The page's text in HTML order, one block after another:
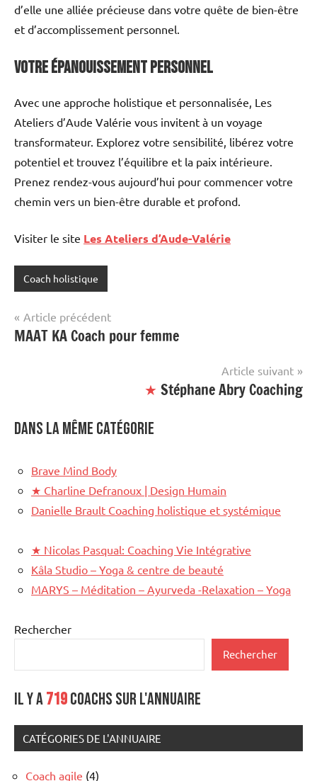
d’elle une alliée précieuse dans votre quête de bien-être
et d’accomplissement personnel.
Votre épanouissement personnel
Avec une approche holistique et personnalisée, Les
Ateliers d’Aude Valérie vous invitent à un voyage
transformateur. Explorez votre sensibilité, libérez votre
potentiel et trouvez l’équilibre et la paix intérieure.
Prenez rendez-vous aujourd’hui pour commencer votre
chemin vers un bien-être durable et profond.
Visiter le site Les Ateliers d’Aude-Valérie
site
mis
Coach holistique
Navigation
de
Article précédent
MAAT KA Coach pour femme
Article suivant
★ Stéphane Abry Coaching
Dans la même catégorie
Brave Mind Body
★ Charline Defranoux |­ Design Humain
Danielle Brault Coaching holistique et systémique
★ Nicolas Pasqual: Coaching Vie Intégrative
Kâla Studio – Yoga & centre de beauté
MARYS – Méditation – Ayurveda -Relaxation – Yoga
Rechercher
Rechercher
Il y a719coachs sur l'annuaire
CATÉGORIES DE L'ANNUAIRE
Coach agile (4)